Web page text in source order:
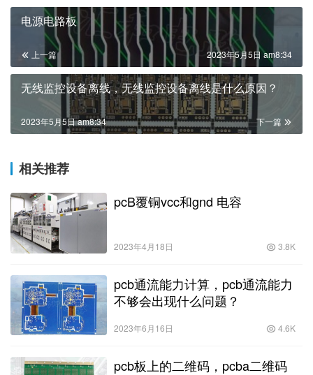
电源电路板
上一篇 2023年5月5日 am8:34
无线监控设备离线，无线监控设备离线是什么原因？
下一篇
2023年5月5日 am8:34
相关推荐
pcB覆铜vcc和gnd 电容
2023年4月18日 3.8K
pcb通流能力计算，pcb通流能力
不够会出现什么问题？
2023年6月16日 4.6K
pcb板上的二维码，pcba二维码